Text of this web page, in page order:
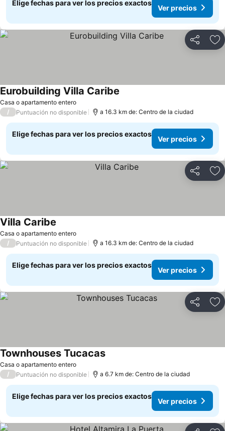
Elige fechas para ver los precios exactos
Ver precios
Compartir
Casa o apartamento entero
Eurobuilding Villa Caribe
/ Puntuación no disponible a 16.3 km de: Centro de la ciudad
Elige fechas para ver los precios exactos
Ver precios
Compartir
Casa o apartamento entero
Villa Caribe
/ Puntuación no disponible a 16.3 km de: Centro de la ciudad
Elige fechas para ver los precios exactos
Ver precios
Compartir
Casa o apartamento entero
Townhouses TucacasVer precios
/ Puntuación no disponible a 6.7 km de: Centro de la ciudad
Elige fechas para ver los precios exactos
Ver precios